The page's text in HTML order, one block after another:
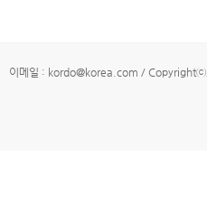
이메일 : kordo@korea.com /